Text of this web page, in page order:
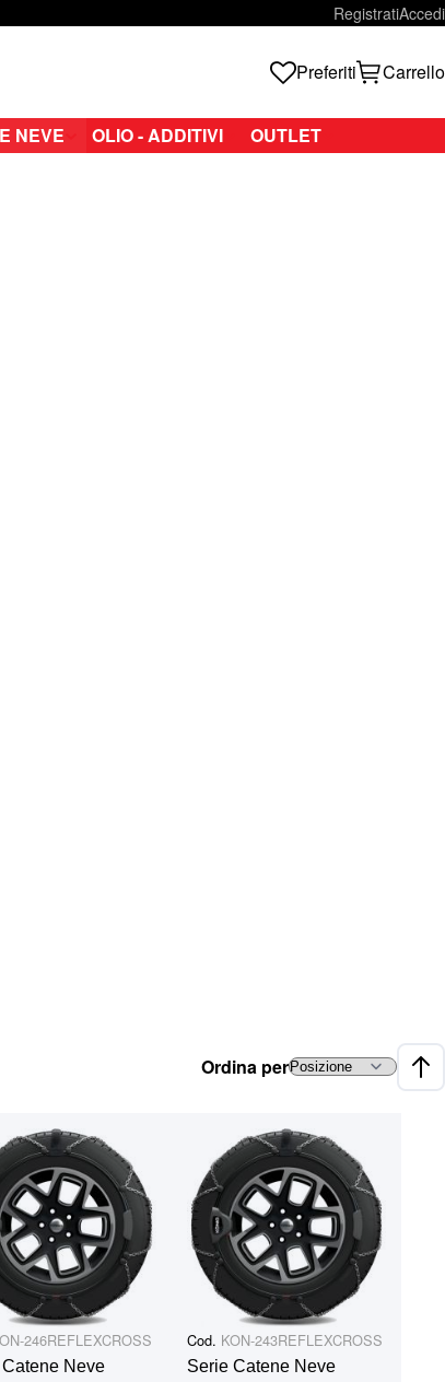
RegistratiAccedi
Preferiti Carrello
NEVE OLIO - ADDITIVI OUTLET
Ordina per
246REFLEXCROSS
Neve
Cod. KON-243REFLEXCROSS
Serie Catene Neve